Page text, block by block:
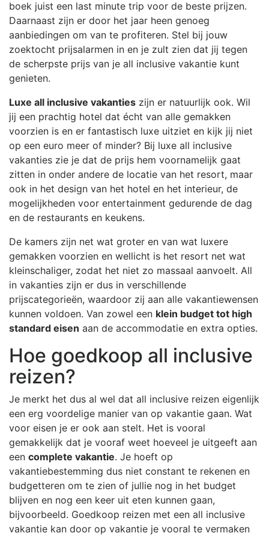
boek juist een last minute trip voor de beste prijzen.
Daarnaast zijn er door het jaar heen genoeg
aanbiedingen om van te profiteren. Stel bij jouw
zoektocht prijsalarmen in en je zult zien dat jij tegen
de scherpste prijs van je all inclusive vakantie kunt
genieten.
Luxe all inclusive vakanties zijn er natuurlijk ook. Wil
jij een prachtig hotel dat écht van alle gemakken
voorzien is en er fantastisch luxe uitziet en kijk jij niet
op een euro meer of minder? Bij luxe all inclusive
vakanties zie je dat de prijs hem voornamelijk gaat
zitten in onder andere de locatie van het resort, maar
ook in het design van het hotel en het interieur, de
mogelijkheden voor entertainment gedurende de dag
en de restaurants en keukens.
De kamers zijn net wat groter en van wat luxere
gemakken voorzien en wellicht is het resort net wat
kleinschaliger, zodat het niet zo massaal aanvoelt. All
in vakanties zijn er dus in verschillende
prijscategorieën, waardoor zij aan alle vakantiewensen
kunnen voldoen. Van zowel een klein budget tot high
standard eisen aan de accommodatie en extra opties.
Hoe goedkoop all inclusive
reizen?
Je merkt het dus al wel dat all inclusive reizen eigenlijk
een erg voordelige manier van op vakantie gaan. Wat
voor eisen je er ook aan stelt. Het is vooral
gemakkelijk dat je vooraf weet hoeveel je uitgeeft aan
een complete vakantie. Je hoeft op
vakantiebestemming dus niet constant te rekenen en
budgetteren om te zien of jullie nog in het budget
blijven en nog een keer uit eten kunnen gaan,
bijvoorbeeld. Goedkoop reizen met een all inclusive
vakantie kan door op vakantie je vooral te vermaken